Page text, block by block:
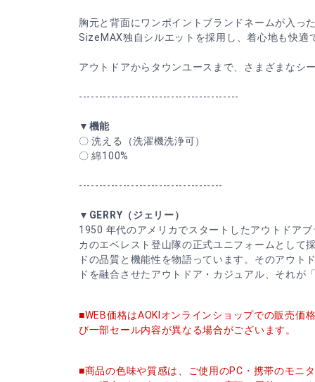
胸元と背面にワンポイントブランドネームが入っ
SizeMAX独自シルエットを採用し、着心地も快適
アウトドアからタウンユースまで、さまざまなシ
----------------------------------------
▼機能
〇 洗える（洗濯機洗浄可）
〇 綿100%
------------------------------------
▼GERRY（ジェリー）
1950 年代のアメリカでスタートしたアウトドア
カのエベレスト登山隊の正式ユニフォームとして
ドの品質と機能性を物語っています。そのアウト
ドを融合させたアウトドア・カジュアル、それが
■WEB価格はAOKIオンラインショップでの販売価
び一部セール内容が異なる場合がございます。
■商品の色味や質感は、ご使用のPC・携帯のモニ